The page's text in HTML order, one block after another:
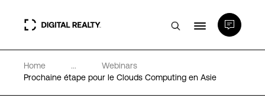
Data Centers
Home ...
Webinars
Prochaine étape pour le Clouds Computing en Asie